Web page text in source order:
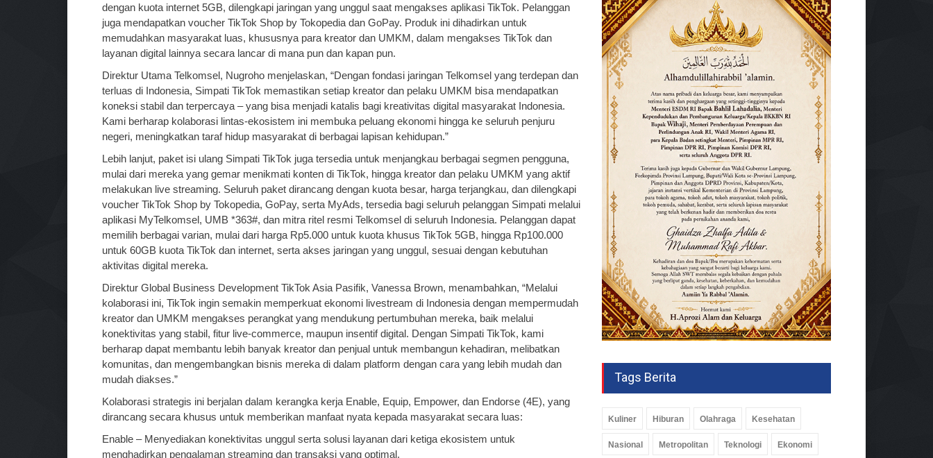
dengan kuota internet 5GB, dilengkapi jaringan yang unggul saat mengakses aplikasi TikTok. Pelanggan
juga mendapatkan voucher TikTok Shop by Tokopedia dan GoPay. Produk ini dihadirkan untuk
memudahkan masyarakat luas, khususnya para kreator dan UMKM, dalam mengakses TikTok dan
layanan digital lainnya secara lancar di mana pun dan kapan pun.
Direktur Utama Telkomsel, Nugroho menjelaskan, “Dengan fondasi jaringan Telkomsel yang terdepan dan
terluas di Indonesia, Simpati TikTok memastikan setiap kreator dan pelaku UMKM bisa mendapatkan
koneksi stabil dan terpercaya – yang bisa menjadi katalis bagi kreativitas digital masyarakat Indonesia.
Kami berharap kolaborasi lintas-ekosistem ini membuka peluang ekonomi hingga ke seluruh penjuru
negeri, meningkatkan taraf hidup masyarakat di berbagai lapisan kehidupan.”
Lebih lanjut, paket isi ulang Simpati TikTok juga tersedia untuk menjangkau berbagai segmen pengguna,
mulai dari mereka yang gemar menikmati konten di TikTok, hingga kreator dan pelaku UMKM yang aktif
melakukan live streaming. Seluruh paket dirancang dengan kuota besar, harga terjangkau, dan dilengkapi
voucher TikTok Shop by Tokopedia, GoPay, serta MyAds, tersedia bagi seluruh pelanggan Simpati melalui
aplikasi MyTelkomsel, UMB *363#, dan mitra ritel resmi Telkomsel di seluruh Indonesia. Pelanggan dapat
memilih berbagai varian, mulai dari harga Rp5.000 untuk kuota khusus TikTok 5GB, hingga Rp100.000
untuk 60GB kuota TikTok dan internet, serta akses jaringan yang unggul, sesuai dengan kebutuhan
aktivitas digital mereka.
Direktur Global Business Development TikTok Asia Pasifik, Vanessa Brown, menambahkan, “Melalui
kolaborasi ini, TikTok ingin semakin memperkuat ekonomi livestream di Indonesia dengan mempermudah
kreator dan UMKM mengakses perangkat yang mendukung pertumbuhan mereka, baik melalui
konektivitas yang stabil, fitur live-commerce, maupun insentif digital. Dengan Simpati TikTok, kami
berharap dapat membantu lebih banyak kreator dan penjual untuk membangun kehadiran, melibatkan
komunitas, dan mengembangkan bisnis mereka di dalam platform dengan cara yang lebih mudah dan
mudah diakses.”
Kolaborasi strategis ini berjalan dalam kerangka kerja Enable, Equip, Empower, dan Endorse (4E), yang
dirancang secara khusus untuk memberikan manfaat nyata kepada masyarakat secara luas:
Enable – Menyediakan konektivitas unggul serta solusi layanan dari ketiga ekosistem untuk
menghadirkan pengalaman streaming dan transaksi yang optimal.
Tags Berita
Kuliner Hiburan Olahraga Kesehatan
Nasional Metropolitan Teknologi Ekonomi